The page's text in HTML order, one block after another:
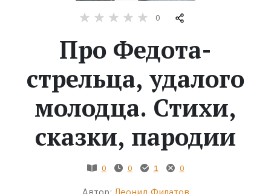
Серии
Экранизации
Коллекции
0
Про Федота-
стрельца, удалого
молодца. Стихи,
сказки, пародии
0 0 1 0